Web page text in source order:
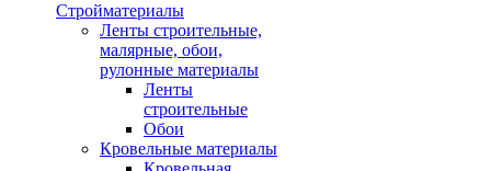
Стройматериалы
Ленты строительные,
малярные, обои,
рулонные материалы
Ленты
строительные
Обои
Кровельные материалы